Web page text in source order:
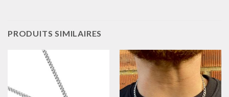
PRODUITS SIMILAIRES